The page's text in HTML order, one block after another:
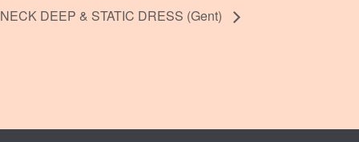
NECK DEEP & STATIC DRESS (Gent)